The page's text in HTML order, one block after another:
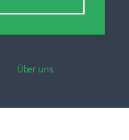
Über uns